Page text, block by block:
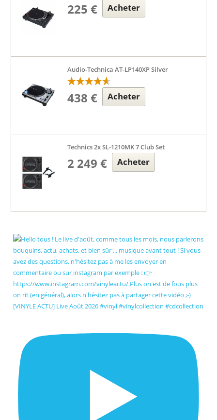
225 € Acheter
Audio-Technica AT-LP140XP Silver
438 € Acheter
Technics 2x SL-1210MK 7 Club Set
2 249 € Acheter
[VINYLE ACTU] Live Août 2026 #vinyl #vinylcollection #cdcollection